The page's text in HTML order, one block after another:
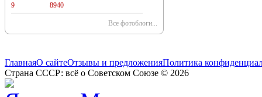
9 8940
Все фотоблоги...
ГлавнаяО сайтеОтзывы и предложенияПолитика
Страна СССР: всё о Советском Союзе © 2026